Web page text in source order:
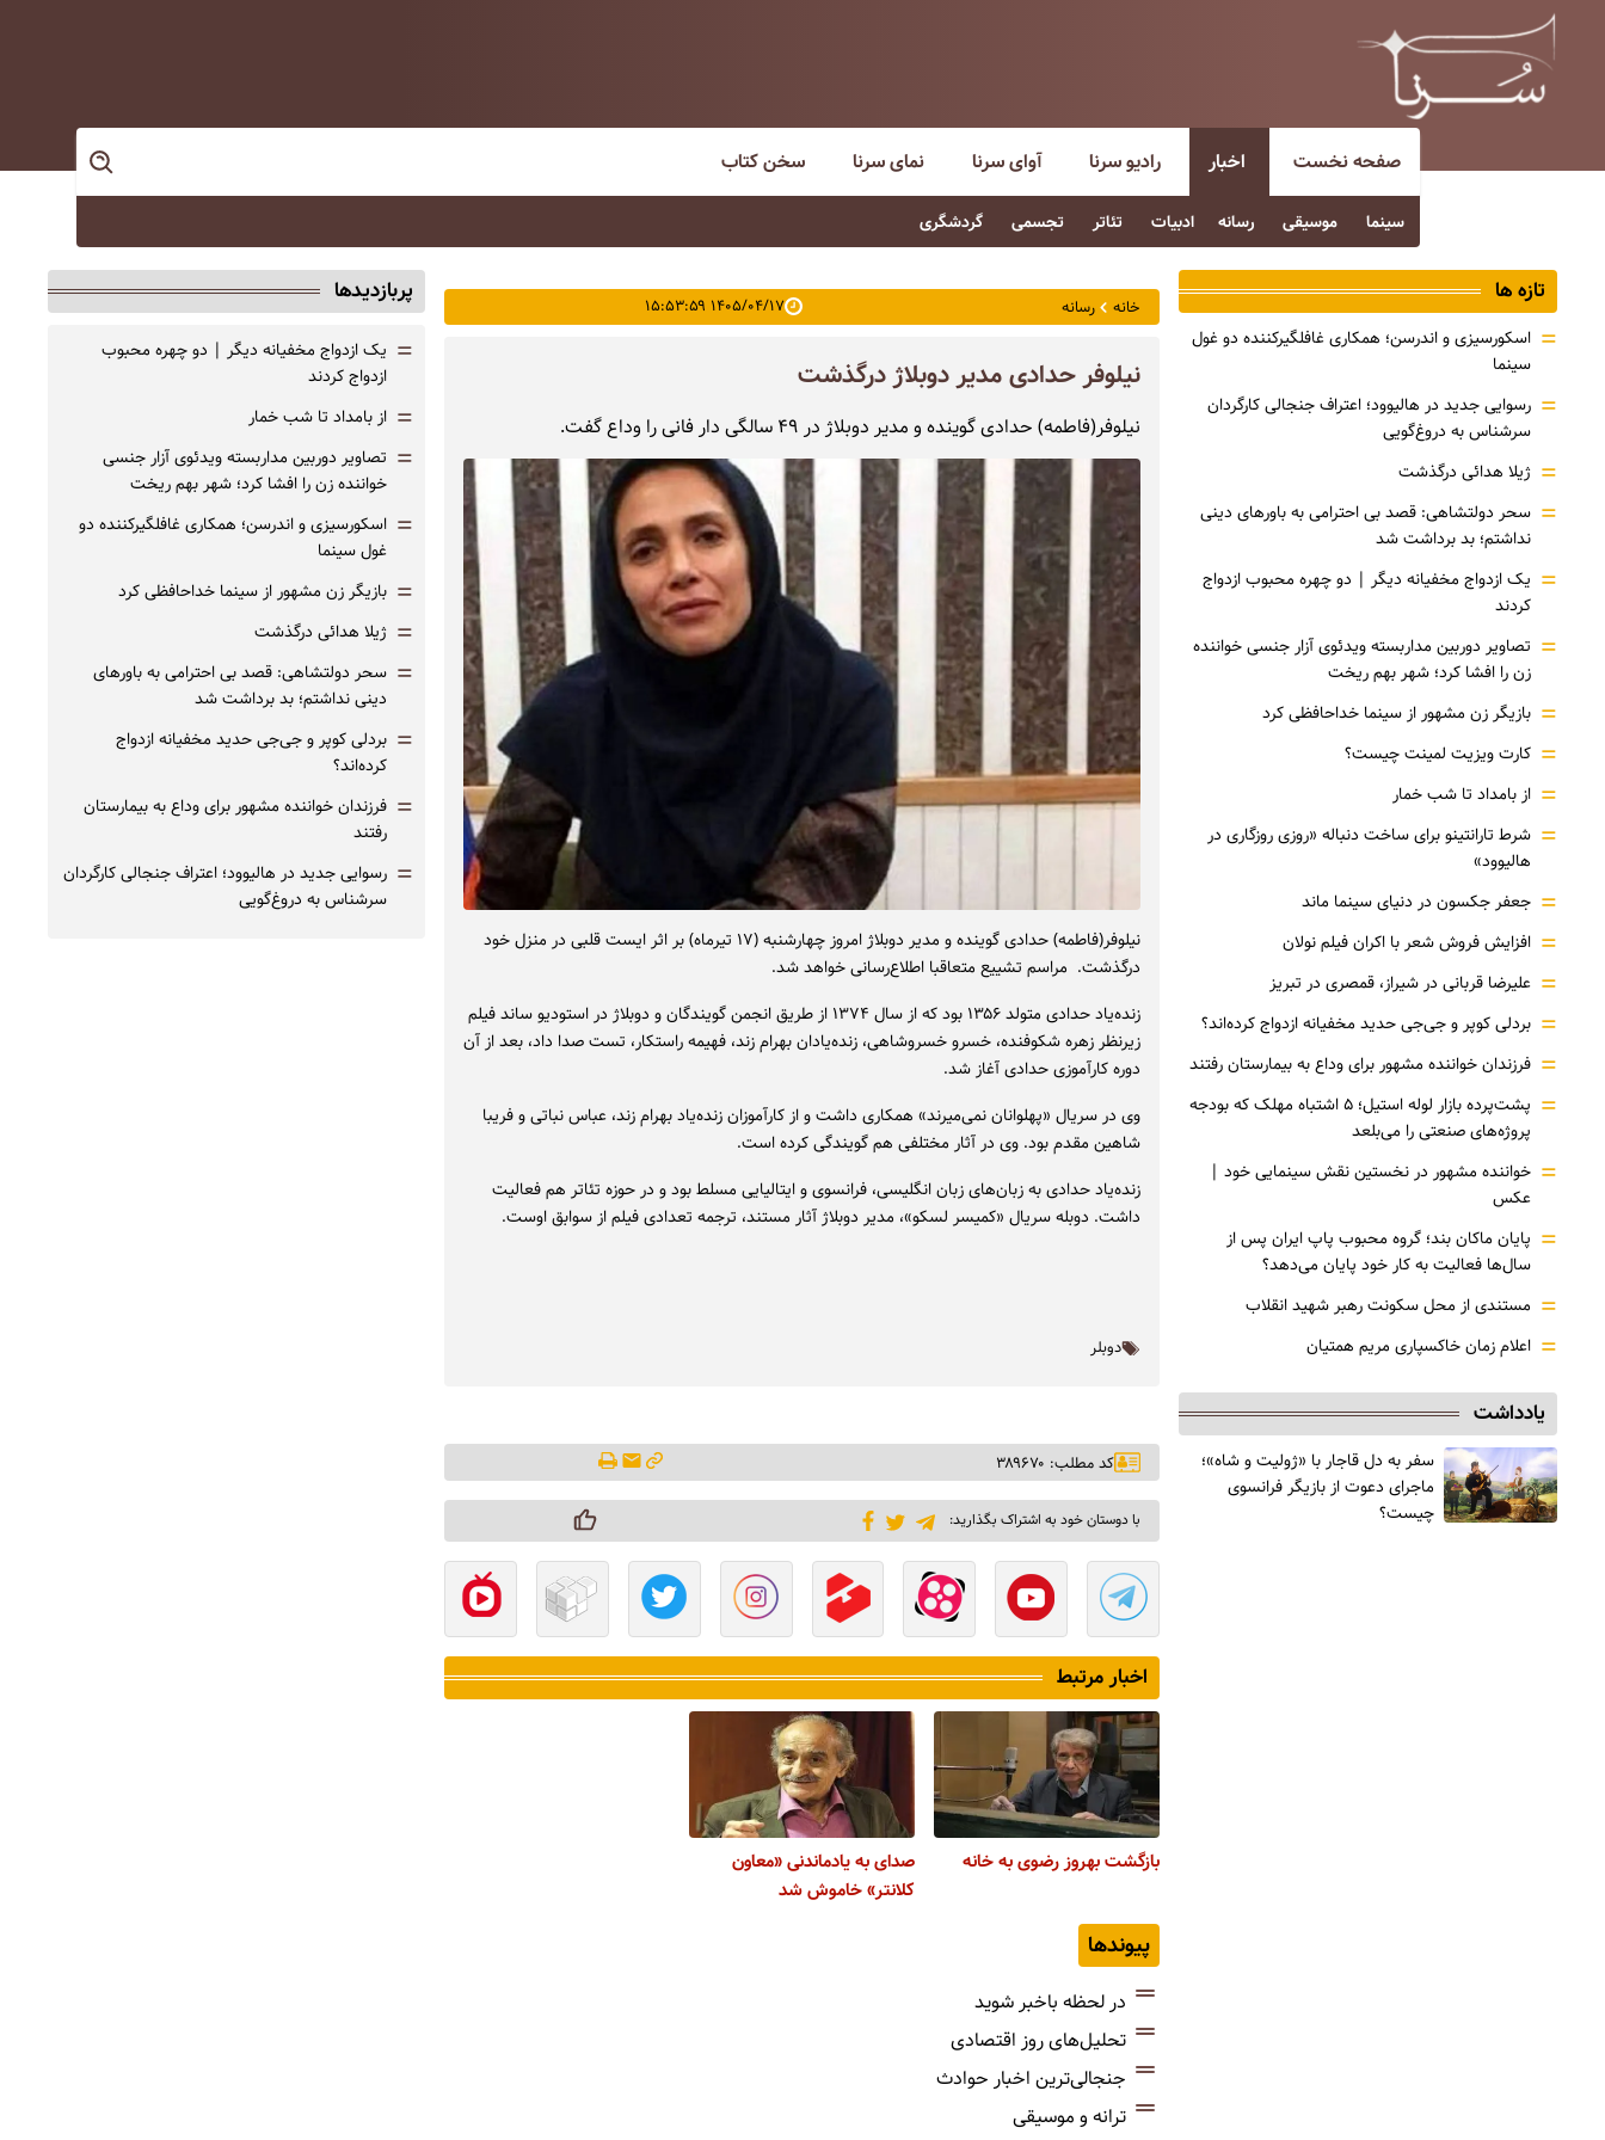
صفحه نخست اخبار
سینما موسیقی رسانه ادبیات تئاتر تجسمی گردشگری
رادیو سرنا آوای سرنا نمای سرنا سخن کتاب
خانه رسانه ۱۴۰۵/۰۴/۱۷ ۱۵:۵۳:۵۹
نیلوفر حدادی مدیر دوبلاژ درگذشت
نیلوفر(فاطمه) حدادی گوینده و مدیر دوبلاژ در ۴۹ سالگی دار فانی را وداع گفت.
نیلوفر(فاطمه) حدادی گوینده و مدیر دوبلاژ امروز چهارشنبه (۱۷ تیرماه) بر اثر ایست قلبی در منزل خود
درگذشت. مراسم تشییع متعاقبا اطلاع‌رسانی خواهد شد.
زنده‌یاد حدادی متولد ۱۳۵۶ بود که از سال ۱۳۷۴ از طریق انجمن گویندگان و دوبلاژ در استودیو ساند فیلم
زیرنظر زهره شکوفنده، خسرو خسروشاهی، زنده‌یادان بهرام زند، فهیمه راستکار، تست صدا داد، بعد از آن
دوره کارآموزی حدادی آغاز شد.
وی در سریال «پهلوانان نمی‌میرند» همکاری داشت و از کارآموزان زنده‌یاد بهرام زند، عباس نباتی و فریبا
شاهین مقدم بود. وی در آثار مختلفی هم گویندگی کرده است.
زنده‌یاد حدادی به زبان‌های زبان انگلیسی، فرانسوی و ایتالیایی مسلط بود و در حوزه تئاتر هم فعالیت
داشت. دوبله سریال «کمیسر لسکو»، مدیر دوبلاژ آثار مستند، ترجمه تعدادی فیلم از سوابق اوست.
دوبلر
کد مطلب: ۳۸۹۶۷۰
با دوستان خود به اشتراک بگذارید:
اخبار مرتبط
بازگشت بهروز رضوی به خانه
صدای به یادماندنی «معاون
کلانتر» خاموش شد
پیوندها
در لحظه باخبر شوید
تحلیل‌های روز اقتصادی
جنجالی‌ترین اخبار حوادث
ترانه و موسیقی
تازه ها
= اسکورسیزی و اندرسن؛ همکاری غافلگیرکننده دو غول
سینما
= رسوایی جدید در هالیوود؛ اعتراف جنجالی کارگردان
سرشناس به دروغ‌گویی
= ژیلا هدائی درگذشت
= سحر دولتشاهی: قصد بی احترامی به باورهای دینی
نداشتم؛ بد برداشت شد
= یک ازدواج مخفیانه دیگر | دو چهره محبوب ازدواج
کردند
= تصاویر دوربین مداربسته ویدئوی آزار جنسی خواننده
زن را افشا کرد؛ شهر بهم ریخت
= بازیگر زن مشهور از سینما خداحافظی کرد
= کارت ویزیت لمینت چیست؟
= از بامداد تا شب خمار
= شرط تارانتینو برای ساخت دنباله «روزی روزگاری در
هالیوود»
= جعفر جکسون در دنیای سینما ماند
= افزایش فروش شعر با اکران فیلم نولان
= علیرضا قربانی در شیراز، قمصری در تبریز
= بردلی کوپر و جی‌جی حدید مخفیانه ازدواج کرده‌اند؟
= فرزندان خواننده مشهور برای وداع به بیمارستان رفتند
=
پشت‌پرده بازار لوله استیل؛ ۵ اشتباه مهلک که بودجه
پروژه‌های صنعتی را می‌بلعد
= خواننده مشهور در نخستین نقش سینمایی خود |‌
عکس
= پایان ماکان بند؛ گروه محبوب پاپ ایران پس از
سال‌ها فعالیت به کار خود پایان می‌دهد؟
= مستندی از محل سکونت رهبر شهید انقلاب
= اعلام زمان خاکسپاری مریم همتیان
یادداشت
سفر به دل قاجار با «ژولیت و شاه»؛
ماجرای دعوت از ‌بازیگر فرانسوی
چیست؟
پربازدیدها
= یک ازدواج مخفیانه دیگر | دو چهره محبوب
ازدواج کردند
= از بامداد تا شب خمار
= تصاویر دوربین مداربسته ویدئوی آزار جنسی
خواننده زن را افشا کرد؛ شهر بهم ریخت
= اسکورسیزی و اندرسن؛ همکاری غافلگیرکننده دو
غول سینما
= بازیگر زن مشهور از سینما خداحافظی کرد
= ژیلا هدائی درگذشت
= سحر دولتشاهی: قصد بی احترامی به باورهای
دینی نداشتم؛ بد برداشت شد
= بردلی کوپر و جی‌جی حدید مخفیانه ازدواج
کرده‌اند؟
= فرزندان خواننده مشهور برای وداع به بیمارستان
رفتند
= رسوایی جدید در هالیوود؛ اعتراف جنجالی کارگردان
سرشناس به دروغ‌گویی